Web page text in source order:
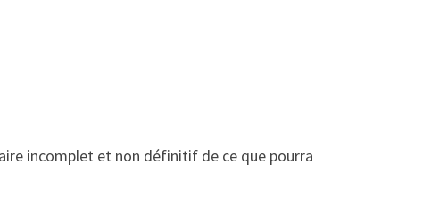
incomplet et non définitif de ce que pourra